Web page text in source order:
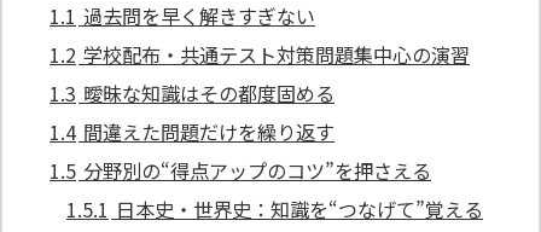
1.1 過去問を早く解きすぎない
1.2 学校配布・共通テスト対策問題集中心の演習
1.3 曖昧な知識はその都度固める
1.4 間違えた問題だけを繰り返す
1.5 分野別の“得点アップのコツ”を押さえる
1.5.1 日本史・世界史：知識を“つなげて”覚える